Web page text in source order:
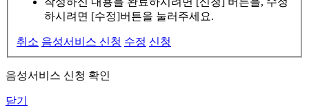
하시려면 [수정]버튼을 눌러주세요.
취소 음성서비스 신청 수정 신청
음성서비스 신청 확인
닫기